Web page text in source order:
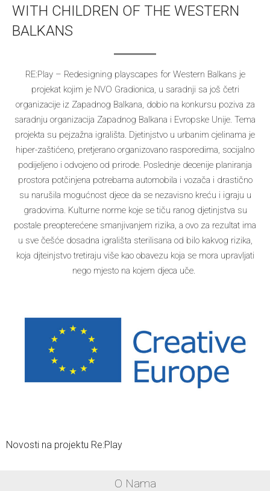
WITH CHILDREN OF THE WESTERN
BALKANS
RE:Play – Redesigning playscapes for Western Balkans je
projekat kojim je NVO Gradionica, u saradnji sa još četri
organizacije iz Zapadnog Balkana, dobio na konkursu poziva za
saradnju organizacija Zapadnog Balkana i Evropske Unije. Tema
projekta su pejzažna igrališta. Djetinjstvo u urbanim cjelinama je
hiper-zaštićeno, pretjerano organizovano rasporedima, socijalno
podijeljeno i odvojeno od prirode. Poslednje decenije planiranja
prostora potčinjena potrebama automobila i vozača i drastično
su narušila mogućnost djece da se nezavisno kreću i igraju u
gradovima. Kulturne norme koje se tiču ranog djetinjstva su
postale preopterećene smanjivanjem rizika, a ovo za rezultat ima
u sve češće dosadna igrališta sterilisana od bilo kakvog rizika,
koja djteinjstvo tretiraju više kao obavezu koja se mora upravljati
nego mjesto na kojem djeca uče.
Novosti na projektu Re:Play
O Nama